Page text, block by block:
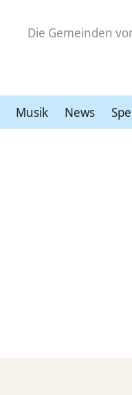
Die Gemeinden
Musik News